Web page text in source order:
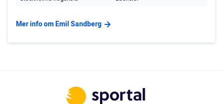
Mer info om Emil Sandberg